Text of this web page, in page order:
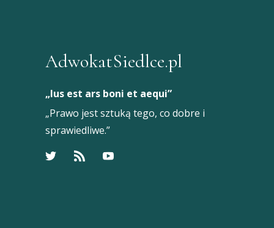
AdwokatSiedlce.pl
„Ius est ars boni et aequi”
„Prawo jest sztuką tego, co dobre i
sprawiedliwe.”